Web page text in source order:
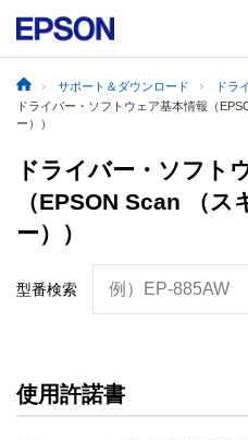
サポート＆ダウンロード
ドラ
ドライバー・ソフトウェア基本情報（
ー））
ドライバー・ソフト
（EPSON Scan （
ー））
型番検索 例）EP-885AW
使用許諾書